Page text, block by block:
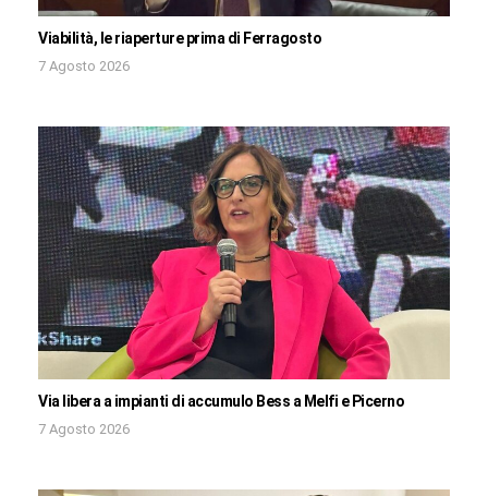
Viabilità, le riaperture prima di Ferragosto
7 Agosto 2026
Via libera a impianti di accumulo Bess a Melfi e Picerno
7 Agosto 2026